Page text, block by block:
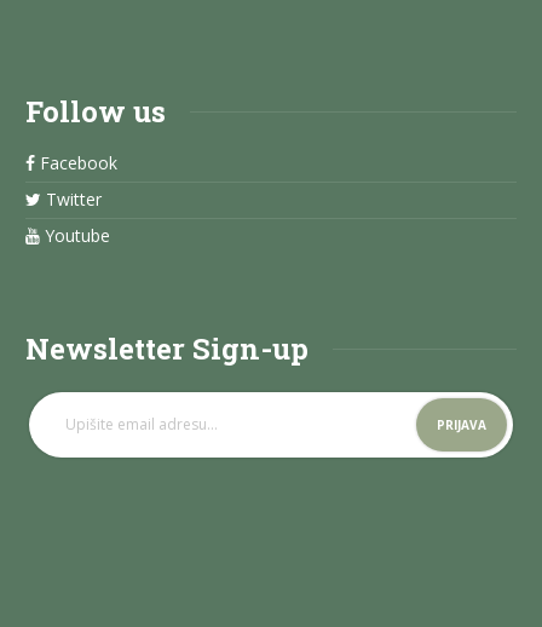
Follow us
Facebook
Twitter
Youtube
Newsletter Sign-up